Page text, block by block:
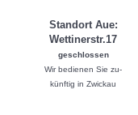
Standort Aue:
Wettinerstr.17
geschlossen
Wir bedienen Sie zu-
künftig in Zwickau